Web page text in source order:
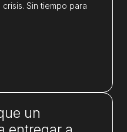
Sin tiempo para
un